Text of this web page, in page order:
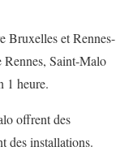
Bruxelles et Rennes-
Rennes, Saint-Malo
1 heure.
offrent des
des installations.